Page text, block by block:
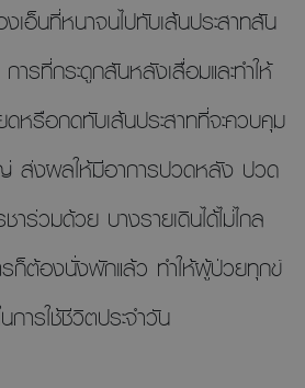
อ็นที่หนาจนไปทับเส้นประสาทสัน
รที่กระดูกสันหลังเสื่อมและทำให้
หรือกดทับเส้นประสาทที่จะควบคุม
ส่งผลให้มีอาการปวดหลัง ปวด
าร่วมด้วย บางรายเดินได้ไม่ไกล
ก็ต้องนั่งพักแล้ว ทำให้ผู้ป่วยทุกข์
การใช้ชีวิตประจำวัน